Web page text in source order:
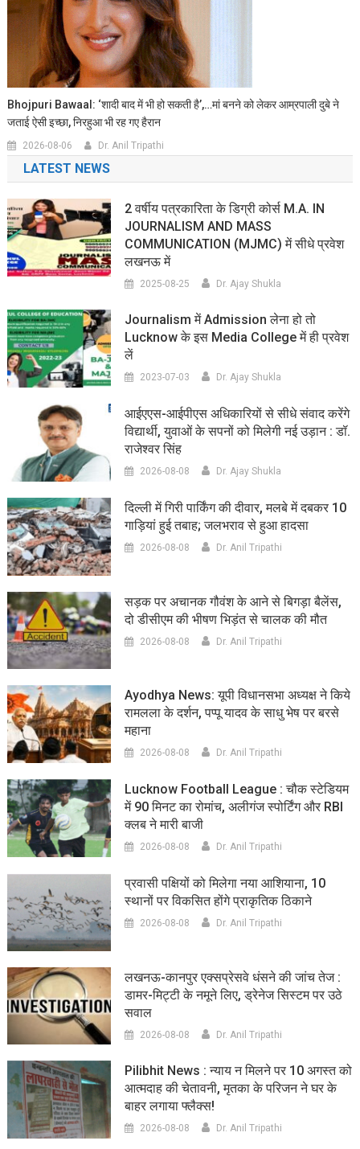
Bhojpuri Bawaal: ‘शादी बाद में भी हो सकती है’,…मां बनने को लेकर आम्रपाली दुबे ने
जताई ऐसी इच्छा, निरहुआ भी रह गए हैरान
2026-08-06 Dr. Anil Tripathi
LATEST NEWS
2 वर्षीय पत्रकारिता के डिग्री कोर्स M.A. IN
JOURNALISM AND MASS
COMMUNICATION (MJMC) में सीधे प्रवेश
लखनऊ में
2025-08-25 Dr. Ajay Shukla
Journalism में Admission लेना हो तो
Lucknow के इस Media College में ही प्रवेश
लें
2023-07-03 Dr. Ajay Shukla
आईएएस-आईपीएस अधिकारियों से सीधे संवाद करेंगे
विद्यार्थी, युवाओं के सपनों को मिलेगी नई उड़ान : डॉ.
राजेश्वर सिंह
2026-08-08 Dr. Ajay Shukla
दिल्ली में गिरी पार्किंग की दीवार, मलबे में दबकर 10
गाड़ियां हुई तबाह; जलभराव से हुआ हादसा
2026-08-08 Dr. Anil Tripathi
सड़क पर अचानक गौवंश के आने से बिगड़ा बैलेंस,
दो डीसीएम की भीषण भिड़ंत से चालक की मौत
2026-08-08 Dr. Anil Tripathi
Ayodhya News: यूपी विधानसभा अध्यक्ष ने किये
रामलला के दर्शन, पप्पू यादव के साधु भेष पर बरसे
महाना
2026-08-08 Dr. Anil Tripathi
Lucknow Football League : चौक स्टेडियम
में 90 मिनट का रोमांच, अलीगंज स्पोर्टिंग और RBI
क्लब ने मारी बाजी
2026-08-08 Dr. Anil Tripathi
प्रवासी पक्षियों को मिलेगा नया आशियाना, 10
स्थानों पर विकसित होंगे प्राकृतिक ठिकाने
2026-08-08 Dr. Anil Tripathi
लखनऊ-कानपुर एक्सप्रेसवे धंसने की जांच तेज :
डामर-मिट्टी के नमूने लिए, ड्रेनेज सिस्टम पर उठे
सवाल
2026-08-08 Dr. Anil Tripathi
Pilibhit News : न्याय न मिलने पर 10 अगस्त को
आत्मदाह की चेतावनी, मृतका के परिजन ने घर के
बाहर लगाया फ्लैक्स!
2026-08-08 Dr. Anil Tripathi